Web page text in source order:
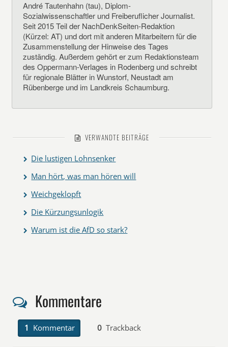
André Tautenhahn (tau), Diplom-
Sozialwissenschaftler und Freiberuflicher Journalist.
Seit 2015 Teil der NachDenkSeiten-Redaktion
(Kürzel: AT) und dort mit anderen Mitarbeitern für die
Zusammenstellung der Hinweise des Tages
zuständig. Außerdem gehört er zum Redaktionsteam
des Oppermann-Verlages in Rodenberg und schreibt
für regionale Blätter in Wunstorf, Neustadt am
Rübenberge und im Landkreis Schaumburg.
VERWANDTE BEITRÄGE
Die lustigen Lohnsenker
Man hört, was man hören will
Weichgeklopft
Die Kürzungsunlogik
Warum ist die AfD so stark?
Kommentare
1 Kommentar 0 Trackback